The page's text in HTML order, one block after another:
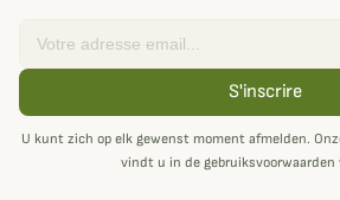
S'inscrire
U kunt zich op elk gewenst moment afmelden.
vindt u in de gebruiksvoorwaarden